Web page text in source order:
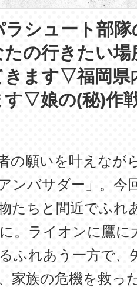
ラシュート部
の行きたい場
きます▽福岡県
す▽娘の(秘)作
の願いを叶えなが
ンバサダー」。今
たちと間近でふれ
。ライオンに鷹に
ふれあう一方で、
家族の危機を救っ